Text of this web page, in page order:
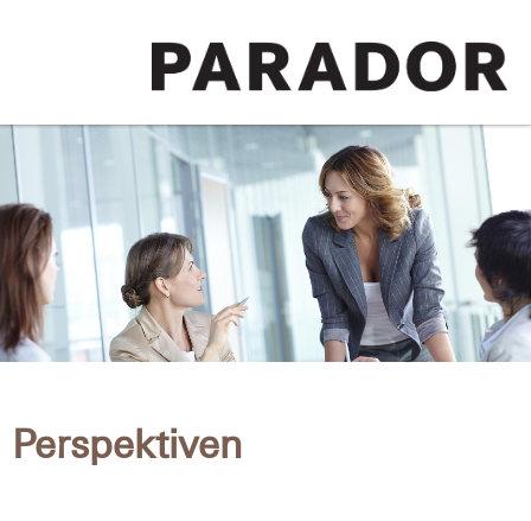
Perspektiven